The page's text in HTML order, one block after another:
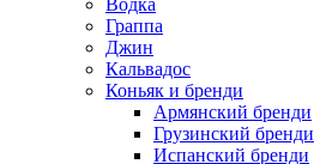
Водка
Граппа
Джин
Кальвадос
Коньяк и бренди
Армянский бренди
Грузинский бренди
Испанский бренди